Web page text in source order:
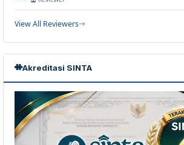
View All Reviewers
Akreditasi SINTA